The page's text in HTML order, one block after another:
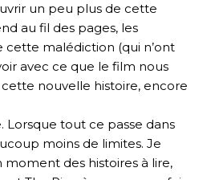
un peu plus de cette
au fil des pages, les
cette malédiction (qui n’ont
avec ce que le film nous
cette nouvelle histoire, encore
Lorsque tout ce passe dans
moins de limites. Je
moment des histoires à lire,